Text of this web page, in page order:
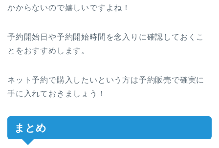
かからないので嬉しいですよね！
予約開始日や予約開始時間を念入りに確認しておくこ
とをおすすめします。
ネット予約で購入したいという方は予約販売で確実に
手に入れておきましょう！
まとめ